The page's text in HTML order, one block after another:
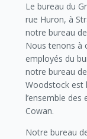
Le bureau du
rue Huron, à
notre bureau
Nous tenons à
employés du
notre bureau
Woodstock est
l’ensemble
Cowan.
Notre bureau